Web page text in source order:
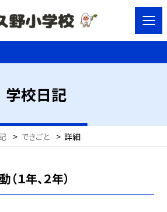
学校日記
> できごと > 詳細
１年、２年）